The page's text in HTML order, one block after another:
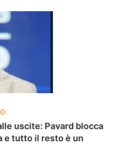
uscite: Pavard blocca
e tutto il resto è un